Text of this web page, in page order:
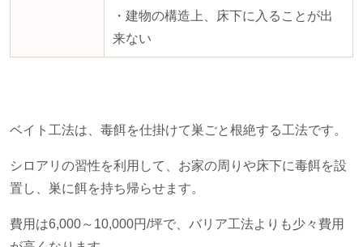
・建物の構造上、床下に入ることが出
来ない
ベイト工法は、毒餌を仕掛けて巣ごと根絶する工法です。
シロアリの習性を利用して、お家の周りや床下に毒餌を設
置し、巣に餌を持ち帰らせます。
費用は6,000～ 10,000円/坪で、バリア工法よりも少々費用